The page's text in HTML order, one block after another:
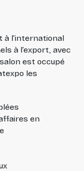
à l’international
à l’export, avec
est occupé
les
en